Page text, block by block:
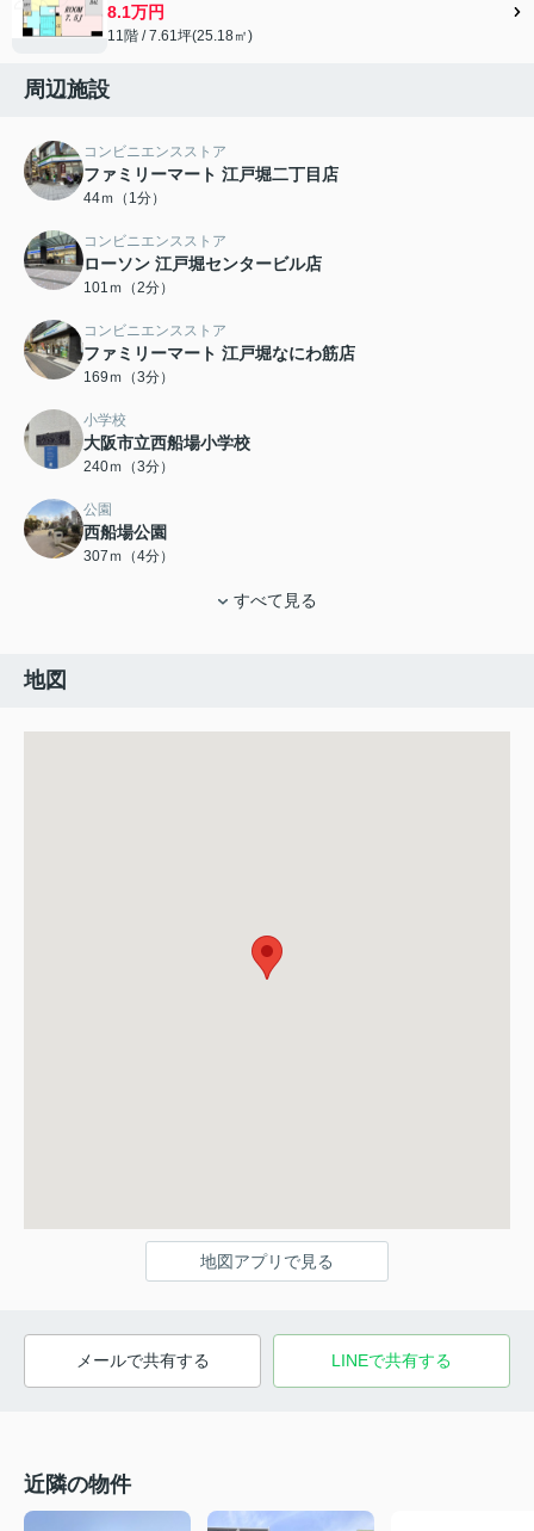
8.1万円
11階 / 7.61坪(25.18㎡)
周辺施設
コンビニエンスストア
ファミリーマート 江戸堀二丁目店
44ｍ（1分）
コンビニエンスストア
ローソン 江戸堀センタービル店
101ｍ（2分）
コンビニエンスストア
ファミリーマート 江戸堀なにわ筋店
169ｍ（3分）
小学校
大阪市立西船場小学校
240ｍ（3分）
公園
西船場公園
307ｍ（4分）
すべて見る
地図
地図アプリで見る
メールで共有する LINEで共有する
近隣の物件